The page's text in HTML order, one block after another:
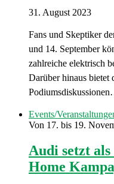
31. August 2023
Fans und Skeptiker
und 14. September
zahlreiche elektrisch
Darüber hinaus bietet
Events/
Von 17. bis 19.
Audi setzt
Home